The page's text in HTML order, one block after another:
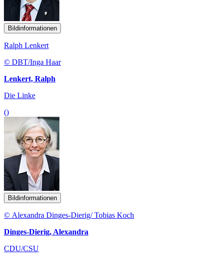
Bildinformationen
Ralph Lenkert
© DBT/Inga Haar
Lenkert, Ralph
Die Linke
()
Bildinformationen
© Alexandra Dinges-Dierig/ Tobias Koch
Dinges-Dierig, Alexandra
CDU/CSU